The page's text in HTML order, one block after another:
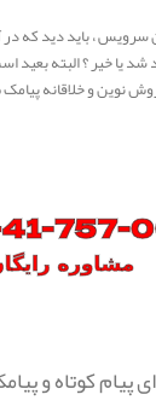
سرویس ، باید دید که در
یا خیر ؟ البته بعید
نوین و خلاقانه پیامک
پیام کوتاه و